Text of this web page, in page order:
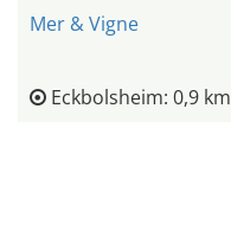
Mer & Vigne
Eckbolsheim: 0,9 km